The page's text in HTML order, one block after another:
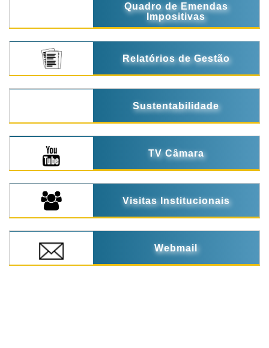
Quadro de Emendas
Impositivas
Relatórios de Gestão
Sustentabilidade
TV Câmara
Visitas Institucionais
Webmail